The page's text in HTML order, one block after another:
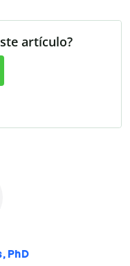
artículo?
PhD